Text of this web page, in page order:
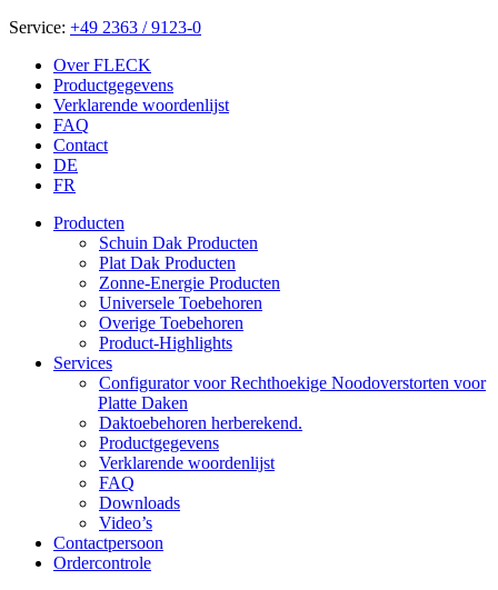
Service: +49 2363 / 9123-0
Over FLECK
Productgegevens
Verklarende woordenlijst
FAQ
Contact
DE
FR
Producten
Schuin Dak Producten
Plat Dak Producten
Zonne-Energie Producten
Universele Toebehoren
Overige Toebehoren
Product-Highlights
Services
Configurator voor Rechthoekige Noodoverstorten voor
Platte Daken
Daktoebehoren herberekend.
Productgegevens
Verklarende woordenlijst
FAQ
Downloads
Video’s
Contactpersoon
Ordercontrole